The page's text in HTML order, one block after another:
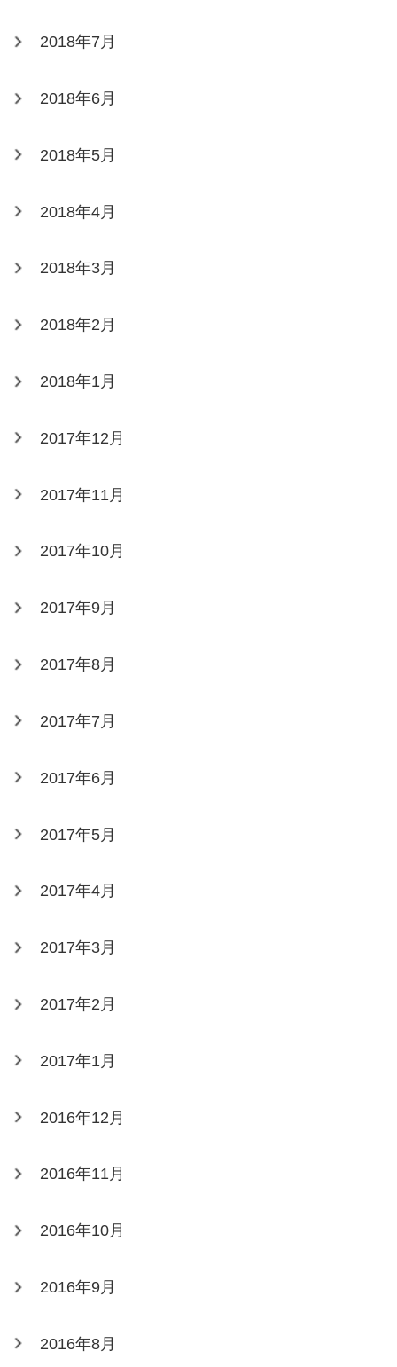
2018年7月
2018年6月
2018年5月
2018年4月
2018年3月
2018年2月
2018年1月
2017年12月
2017年11月
2017年10月
2017年9月
2017年8月
2017年7月
2017年6月
2017年5月
2017年4月
2017年3月
2017年2月
2017年1月
2016年12月
2016年11月
2016年10月
2016年9月
2016年8月